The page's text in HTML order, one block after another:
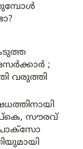
;
വരുത്തി
സൗരവ്
പോക്സോ